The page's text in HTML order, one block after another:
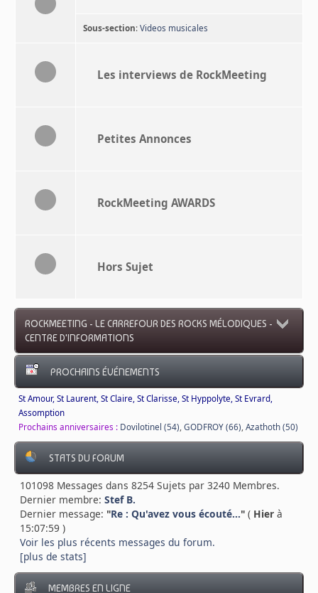
Sous-section: Videos musicales
Les interviews de RockMeeting
Petites Annonces
RockMeeting AWARDS
Hors Sujet
ROCKMEETING - LE CARREFOUR DES ROCKS MÉLODIQUES -
CENTRE D'INFORMATIONS
PROCHAINS ÉVÉNEMENTS
St Amour, St Laurent, St Claire, St Clarisse, St Hyppolyte, St Evrard,
Assomption
Prochains anniversaires : Dovilotinel (54) ,GODFROY (66) ,Azathoth (50)
STATS DU FORUM
101098 Messages dans 8254 Sujets par 3240 Membres.
Dernier membre: Stef B.
Dernier message: "Re : Qu'avez vous écouté..."( Hierà
15:07:59 )
Voir les plus récents messages du forum.
[plus de stats]
MEMBRES EN LIGNE